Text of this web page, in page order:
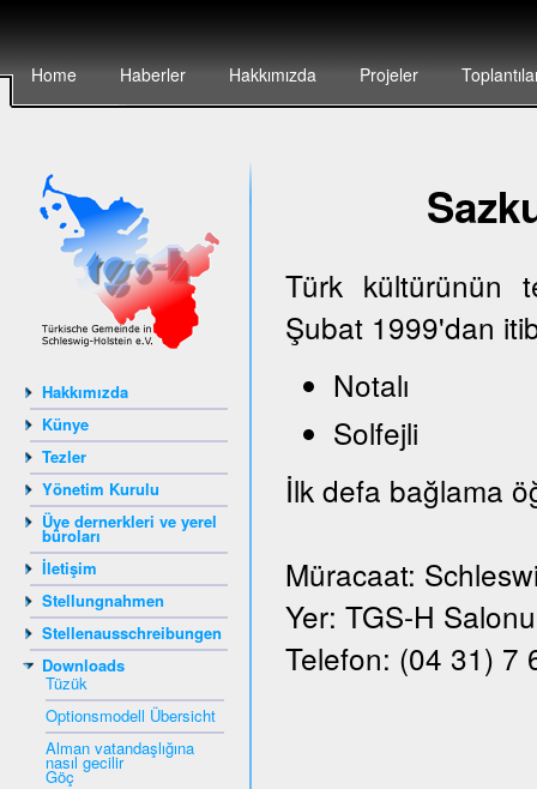
Home Haberler Hakkımızda Projeler
Hakkımızda
Künye
Tezler
Yönetim Kurulu
Üye dernerkleri ve yerel
büroları
İletişim
Stellungnahmen
Stellenausschreibungen
Downloads
Tüzük
Optionsmodell Übersicht
Alman vatandaşlığına
nasıl gecilir
Göç
Türk kültürünün
Şubat 1999'dan
Notalı
Solfejli
İlk defa bağlama
Müracaat:
Yer: TGS-H
Telefon: (04 31) 7